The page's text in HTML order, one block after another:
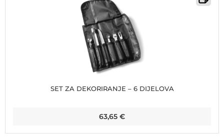
SET ZA DEKORIRANJE – 6 DIJELOVA
63,65 €